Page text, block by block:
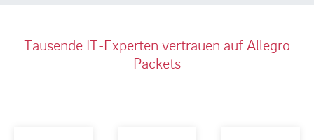
Tausende IT-Experten vertrauen auf Allegro
Packets